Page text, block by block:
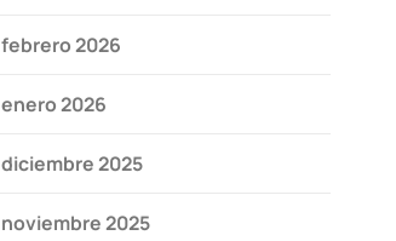
febrero 2026
enero 2026
diciembre 2025
noviembre 2025